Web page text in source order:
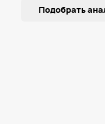
Подобрать